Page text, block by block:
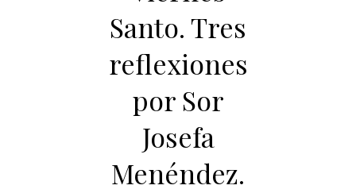
Santo. Tres
reflexiones
por Sor
Josefa
Menéndez.